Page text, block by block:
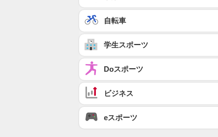
自転車
学生スポーツ
Doスポーツ
ビジネス
eスポーツ